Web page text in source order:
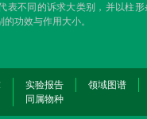
表不同的诉求大类别，并以柱
功效与作用大小。
实验报告 领域图谱
同属物种